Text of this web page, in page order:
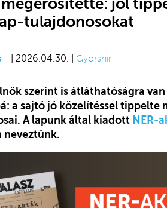
tulajdonosokat
| 2026.04.30. | Gyorshír
szerint is átláthatóságra
a sajtó jó közelítéssel tippelte
A lapunk által kiadott NER-
neveztünk.